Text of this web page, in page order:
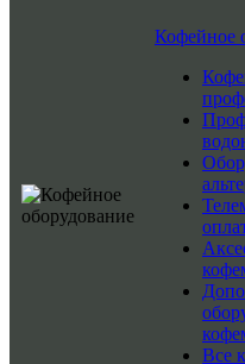
Кофейное
Все